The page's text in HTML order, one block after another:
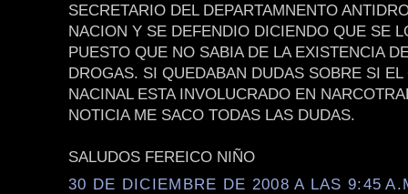
SECRETARIO DEL DEPARTAMNENTO
NACION Y SE DEFENDIO DICIENDO QUE SE
PUESTO QUE NO SABIA DE LA EXISTENCIA
DROGAS. SI QUEDABAN DUDAS SOBRE SI EL
NACINAL ESTA INVOLUCRADO EN
NOTICIA ME SACO TODAS LAS DUDAS.
SALUDOS FEREICO NIÑO
30 DE DICIEMBRE DE 2008 A LAS 9:45